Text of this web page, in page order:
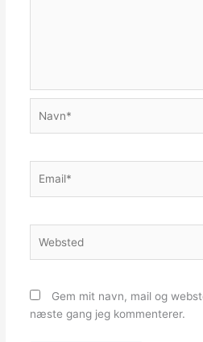
Gem mit navn, mail og
næste gang jeg kommenterer.